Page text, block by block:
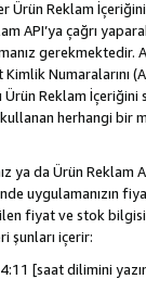
Ürün Reklam
API’ya çağrı
gerekmektedir.
Numaralarını
Ürün Reklam
herhangi bir
ya da Ürün
uygulamanızın
fiyat ve stok
şunları içerir:
[saat dilimini